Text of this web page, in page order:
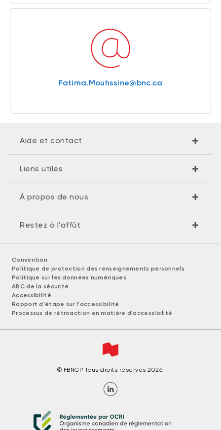
Fatima.Mouhssine@bnc.ca
Aide et contact
Liens utiles
À propos de nous
Restez à l'affût
Convention
Politique de protection des renseignements personnels
Politique sur les données numériques
ABC de la sécurité
Accessibilité
Rapport d'étape sur l'accessibilité
Processus de rétroaction en matière d'accessibilité
© FBNGP Tous droits réservés 2026.